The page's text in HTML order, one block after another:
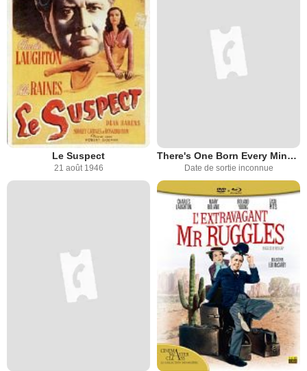
Le Suspect
21 août 1946
There's One Born Every Minute
Date de sortie inconnue